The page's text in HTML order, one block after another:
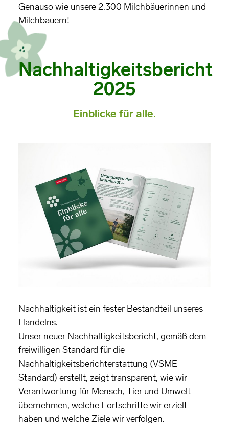
Genauso wie unsere 2.300 Milchbäuerinnen und
Milchbauern!
Nachhaltigkeitsbericht
2025
Einblicke für alle.
Nachhaltigkeit ist ein fester Bestandteil unseres
Handelns.
Unser neuer Nachhaltigkeitsbericht, gemäß dem
freiwilligen Standard für die
Nachhaltigkeitsberichterstattung (VSME-
Standard) erstellt, zeigt transparent, wie wir
Verantwortung für Mensch, Tier und Umwelt
übernehmen, welche Fortschritte wir erzielt
haben und welche Ziele wir verfolgen.